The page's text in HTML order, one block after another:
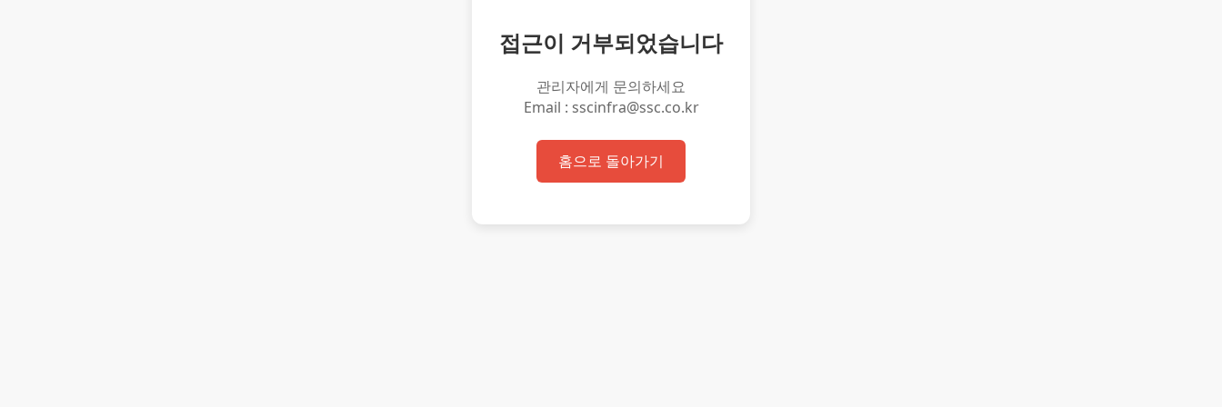
접근이 거부되었습니다
관리자에게 문의하세요
Email : sscinfra@ssc.co.kr
홈으로 돌아가기